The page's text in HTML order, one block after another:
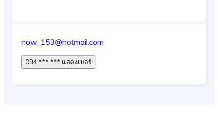
now_153@hotmail.com
094 *** *** แสดงเบอร์